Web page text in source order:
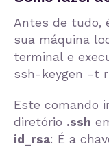
Antes de tudo,
sua máquina
terminal e
ssh-keygen -t
Este comando
diretório .ssh
id_rsa: É a